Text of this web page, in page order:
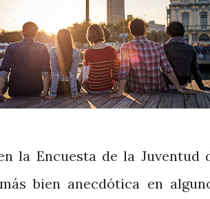
la Encuesta de la Juventud
bien anecdótica en